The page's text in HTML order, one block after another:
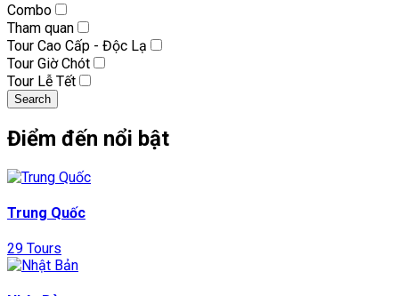
Combo
Tham quan
Tour Cao Cấp - Độc Lạ
Tour Giờ Chót
Tour Lễ Tết
Search
Điểm đến nổi bật
Trung Quốc
29 Tours